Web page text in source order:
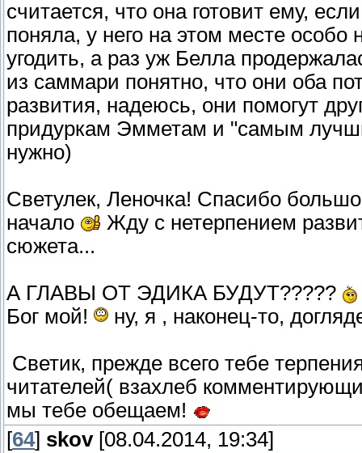
считается, что она готовит ему,
поняла, у него на этом месте
угодить, а раз уж Белла
из саммари понятно, что они оба
развития, надеюсь, они помогут
придуркам Эмметам и "самым
нужно)
Светулек, Леночка! Спасибо
начало
Жду с нетерпением
сюжета...
А ГЛАВЫ ОТ ЭДИКА БУДУТ?????
Бог мой!
ну, я , наконец-то,
Светик, прежде всего тебе
читателей( взахлеб
мы тебе обещаем!
[64] skov[08.04.2014, 19:34]